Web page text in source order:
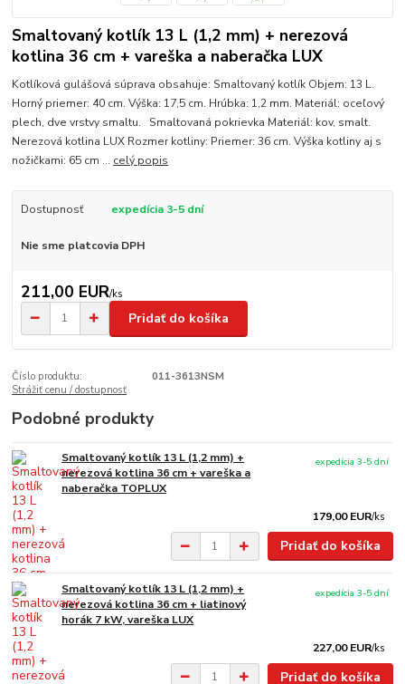
Smaltovaný kotlík 13 L (1,2 mm) + nerezová
kotlina 36 cm + vareška a naberačka LUX
Kotlíková gulášová súprava obsahuje: Smaltovaný kotlík Objem: 13 L.
Horný priemer: 40 cm. Výška: 17,5 cm. Hrúbka: 1,2 mm. Materiál: oceľový
plech, dve vrstvy smaltu. Smaltovaná pokrievka Materiál: kov, smalt.
Nerezová kotlina LUX Rozmer kotliny: Priemer: 36 cm. Výška kotliny aj s
nožičkami: 65 cm ... celý popis
Dostupnosť expedícia 3-5 dní
Nie sme platcovia DPH
211,00 EUR/ks
Pridať do košíka
Číslo produktu:
011-3613NSM
Strážiť cenu / dostupnosť
Podobné produkty
Smaltovaný kotlík 13 L (1,2 mm) +
nerezová kotlina 36 cm + vareška a
naberačka TOPLUX
179,00 EUR/ks
expedícia 3-5 dní
Pridať do košíka
Smaltovaný kotlík 13 L (1,2 mm) +
nerezová kotlina 36 cm + liatinový
horák 7 kW, vareška LUX
227,00 EUR/ks
expedícia 3-5 dní
Pridať do košíka